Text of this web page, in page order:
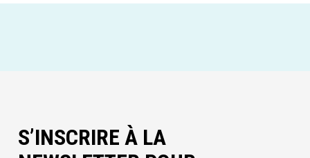
S’INSCRIRE À LA